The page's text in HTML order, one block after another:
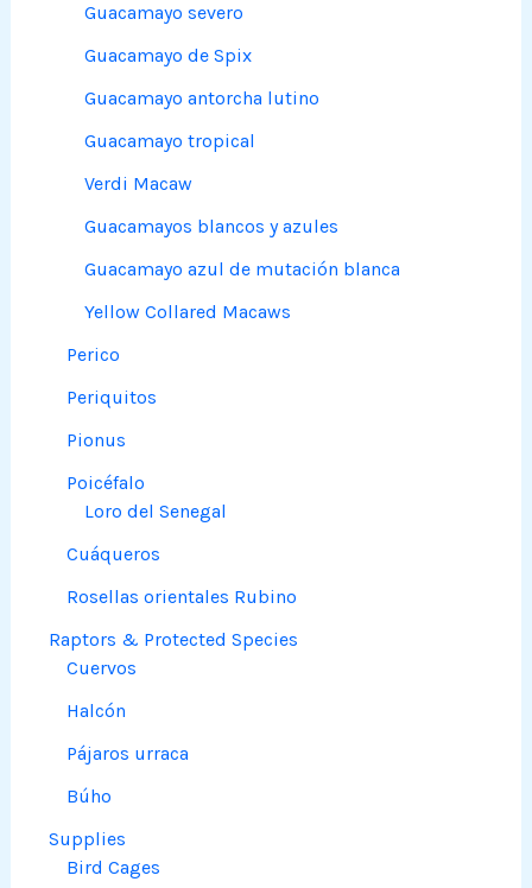
Guacamayo severo
Guacamayo de Spix
Guacamayo antorcha lutino
Guacamayo tropical
Verdi Macaw
Guacamayos blancos y azules
Guacamayo azul de mutación blanca
Yellow Collared Macaws
Perico
Periquitos
Pionus
Poicéfalo
Loro del Senegal
Cuáqueros
Rosellas orientales Rubino
Raptors & Protected Species
Cuervos
Halcón
Pájaros urraca
Búho
Supplies
Bird Cages